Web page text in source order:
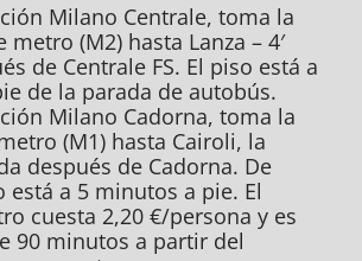
Milano Centrale, toma la
metro (M2) hasta Lanza – 4′
de Centrale FS. El piso está a
de la parada de autobús.
Milano Cadorna, toma la
(M1) hasta Cairoli, la
después de Cadorna. De
está a 5 minutos a pie. El
cuesta 2,20 €/persona y es
90 minutos a partir del